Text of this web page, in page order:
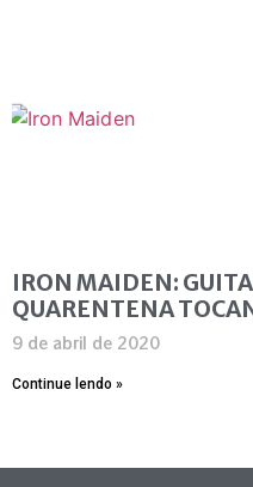
IRON MAIDEN:
QUARENTENA
9 de abril de 2020
Continue lendo »